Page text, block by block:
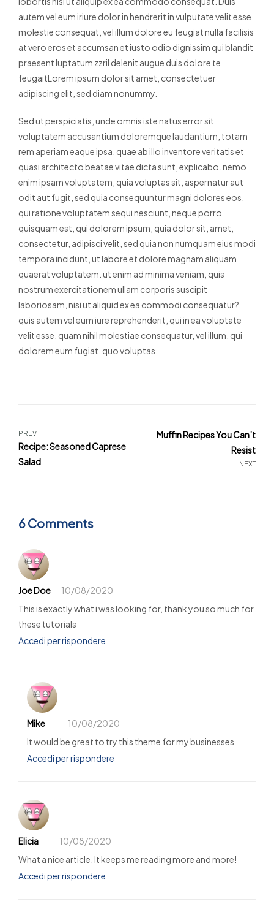
autem vel eum iriure dolor in hendrerit in vulputate velit esse
molestie consequat, vel illum dolore eu feugiat nulla facilisis
at vero eros et accumsan et iusto odio dignissim qui blandit
praesent luptatum zzril delenit augue duis dolore te
feugaitLorem ipsum dolor sit amet, consectetuer
adipiscing elit, sed diam nonummy.
Sed ut perspiciatis, unde omnis iste natus error sit
voluptatem accusantium doloremque laudantium, totam
rem aperiam eaque ipsa, quae ab illo inventore veritatis et
quasi architecto beatae vitae dicta sunt, explicabo. nemo
enim ipsam voluptatem, quia voluptas sit, aspernatur aut
odit aut fugit, sed quia consequuntur magni dolores eos,
qui ratione voluptatem sequi nesciunt, neque porro
quisquam est, qui dolorem ipsum, quia dolor sit, amet,
consectetur, adipisci velit, sed quia non numquam eius modi
tempora incidunt, ut labore et dolore magnam aliquam
quaerat voluptatem. ut enim ad minima veniam, quis
nostrum exercitationem ullam corporis suscipit
laboriosam, nisi ut aliquid ex ea commodi consequatur?
quis autem vel eum iure reprehenderit, qui in ea voluptate
velit esse, quam nihil molestiae consequatur, vel illum, qui
dolorem eum fugiat, quo voluptas.
PREV
Recipe: Seasoned Caprese
Salad
NEXT
Muffin Recipes You Can’t
Resist
6 Comments
Joe Doe
10/08/2020
This is exactly what i was looking for, thank you so much for
these tutorials
Accedi per rispondere
Mike
10/08/2020
It would be great to try this theme for my businesses
Accedi per rispondere
Elicia
10/08/2020
What a nice article. It keeps me reading more and more!
Accedi per rispondere